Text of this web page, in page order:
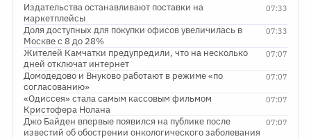
07:33
Издательства останавливают поставки на
маркетплейсы
07:33
Доля доступных для покупки офисов увеличилась в
Москве с 8 до 28%
07:07
Жителей Камчатки предупредили, что на несколько
дней отключат интернет
07:07
Домодедово и Внуково работают в режиме «по
согласованию»
07:07
«Одиссея» стала самым кассовым фильмом
Кристофера Нолана
07:07
Джо Байден впервые появился на публике после
известий об обострении онкологического заболевания